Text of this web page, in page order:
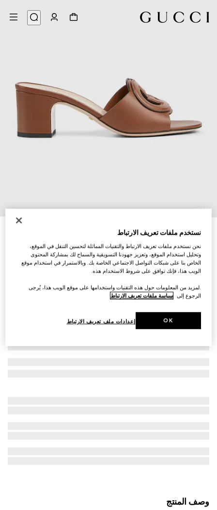
1
/
6
صندل مفتوح من الخلف للنساء مزيّن بشعار G المشترك
AED 3,200
تنويعات جلد باللون البني
وصف المنتج
نستخدم ملفات تعريف الارتباط
نحن نستخدم ملفات تعريف الارتباط والتقنيات المماثلة لتحسين التنقل في الموقع،
وتحليل استخدام الموقع، وتعزيز جهودنا التسويقية والسماح لك بمشاركة المحتوى
الخاص بنا على شبكات التواصل الاجتماعي الخاصة بك. وبالاستمرار في استخدام موقع
الويب هذا، فإنك توافق على شروط الاستخدام هذه.
.لمزيد من المعلومات حول هذه التقنيات واستخدامها على موقع الويب هذا، يُرجى
الرجوع إلى سياسة ملفات تعريف الارتباط
إعدادات ملف تعريف الارتباط OK